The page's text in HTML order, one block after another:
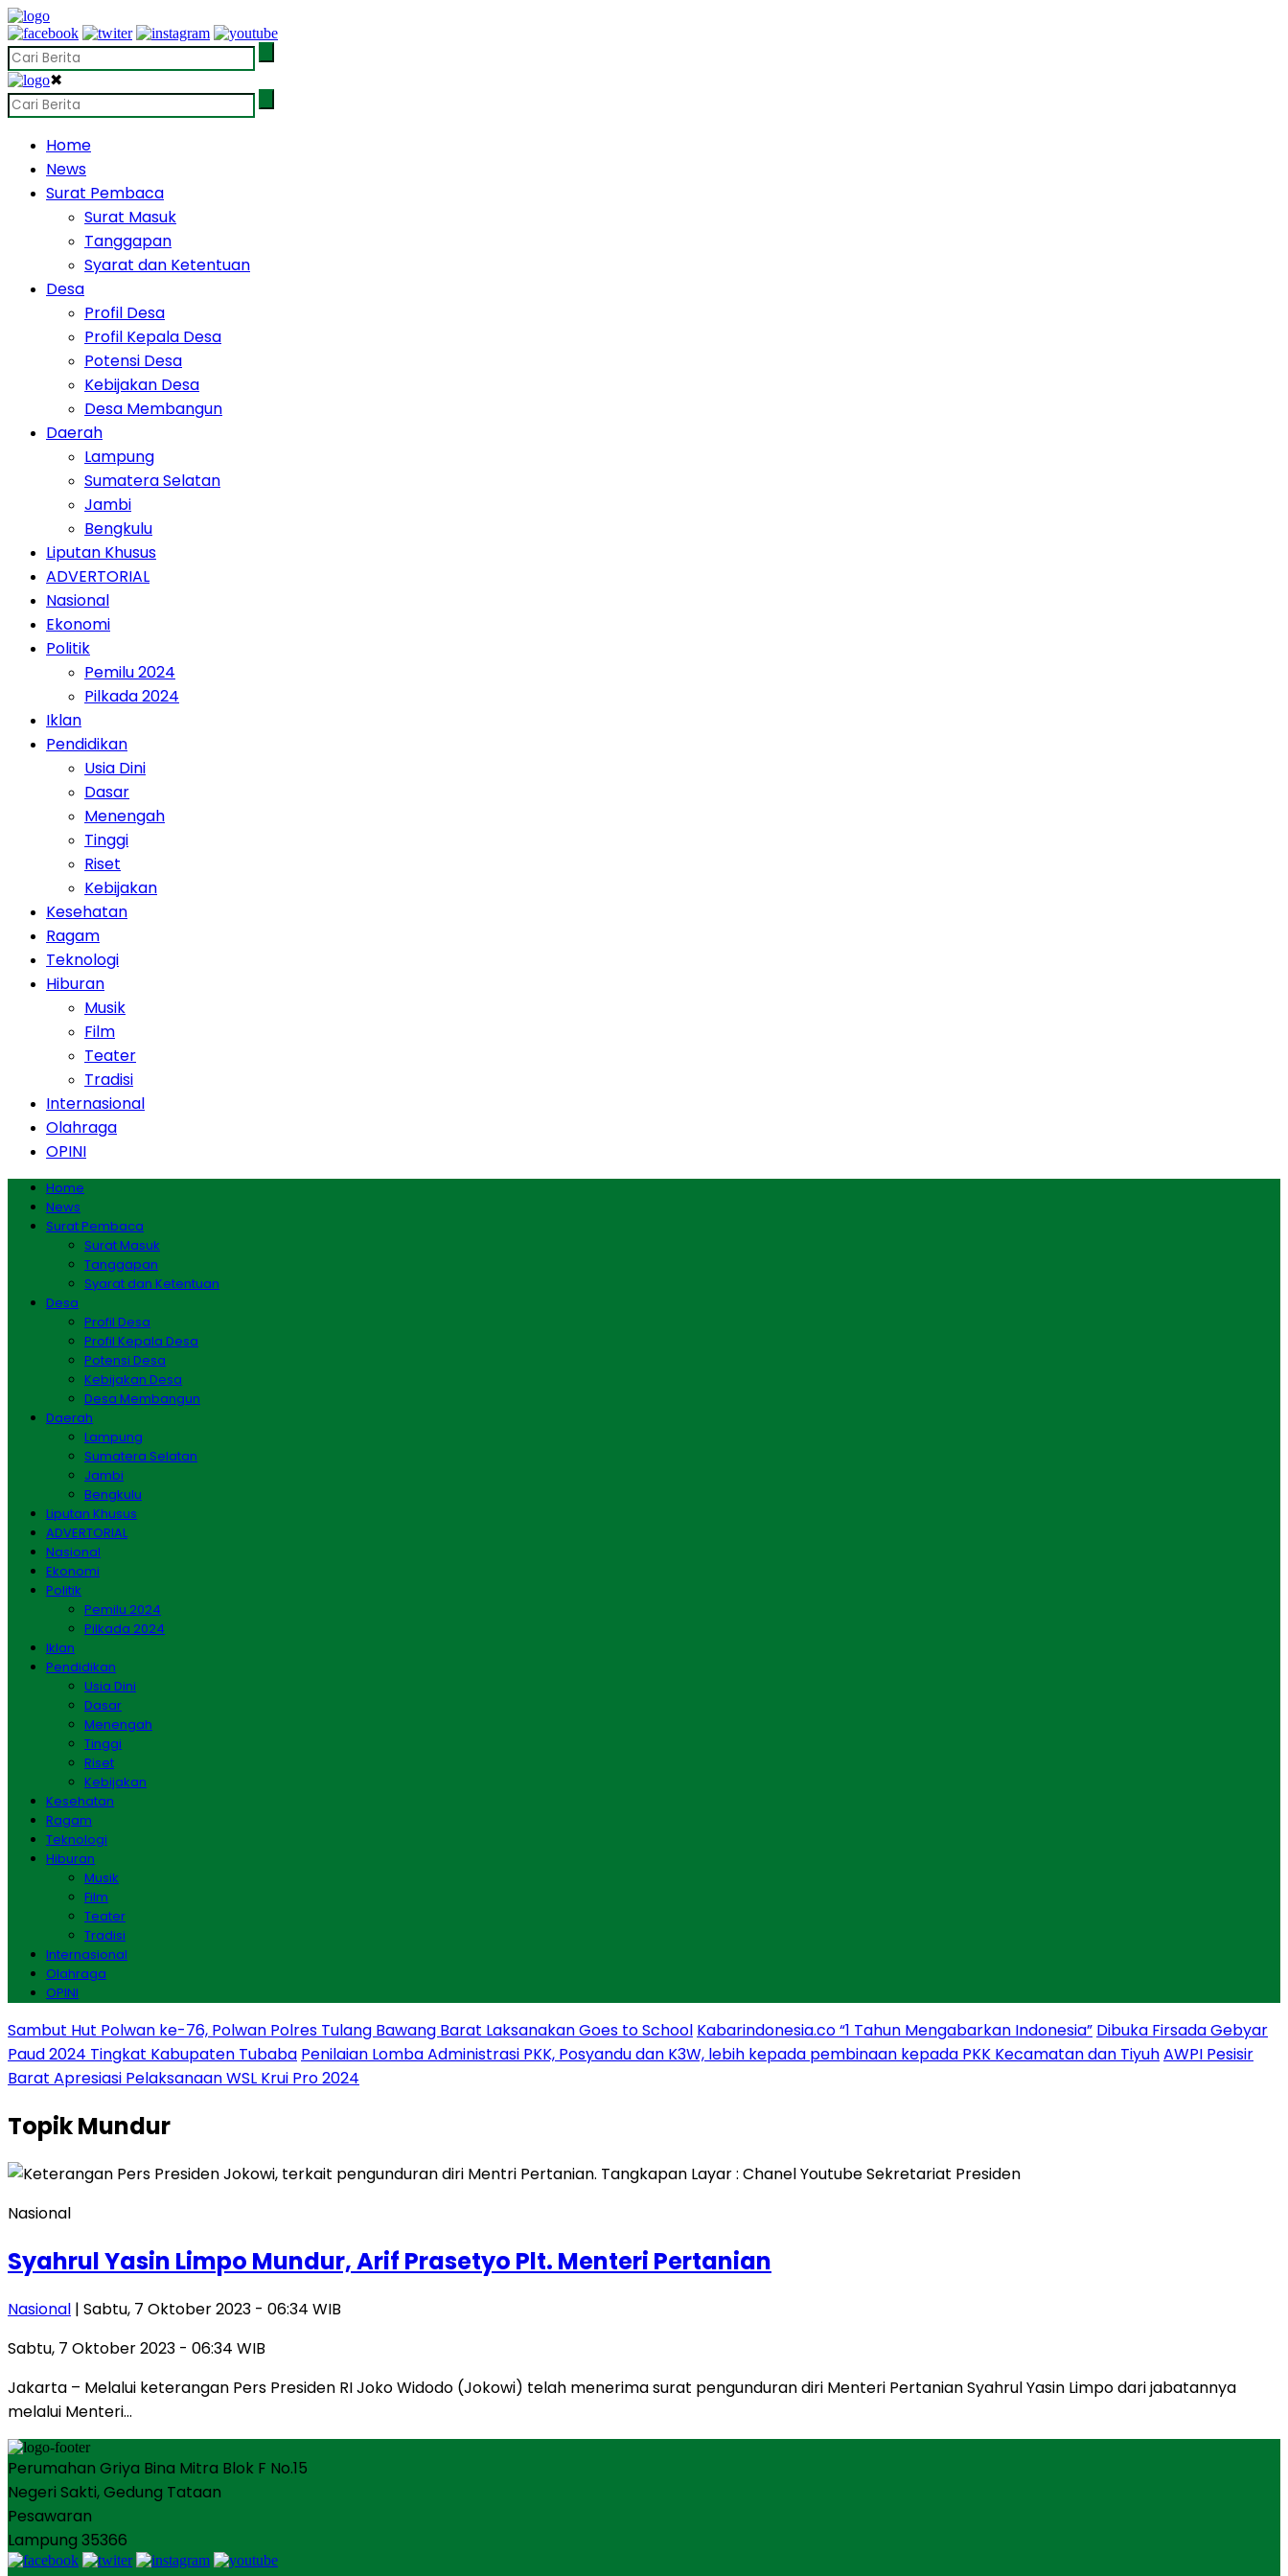
✖
Home
News
Surat Pembaca
Surat Masuk
Tanggapan
Syarat dan Ketentuan
Desa
Profil Desa
Profil Kepala Desa
Potensi Desa
Kebijakan Desa
Desa Membangun
Daerah
Lampung
Sumatera Selatan
Jambi
Bengkulu
Liputan Khusus
ADVERTORIAL
Nasional
Ekonomi
Politik
Pemilu 2024
Pilkada 2024
Iklan
Pendidikan
Usia Dini
Dasar
Menengah
Tinggi
Riset
Kebijakan
Kesehatan
Ragam
Teknologi
Hiburan
Musik
Film
Teater
Tradisi
Internasional
Olahraga
OPINI
Home
News
Surat Pembaca
Surat Masuk
Tanggapan
Syarat dan Ketentuan
Desa
Profil Desa
Profil Kepala Desa
Potensi Desa
Kebijakan Desa
Desa Membangun
Daerah
Lampung
Sumatera Selatan
Jambi
Bengkulu
Liputan Khusus
ADVERTORIAL
Nasional
Ekonomi
Politik
Pemilu 2024
Pilkada 2024
Iklan
Pendidikan
Usia Dini
Dasar
Menengah
Tinggi
Riset
Kebijakan
Kesehatan
Ragam
Teknologi
Hiburan
Musik
Film
Teater
Tradisi
Internasional
Olahraga
OPINI
Sambut Hut Polwan ke-76, Polwan Polres Tulang Bawang Barat Laksanakan Goes to School Kabarindonesia.co “1 Tahun Mengabarkan Indonesia” Dibuka Firsada Gebyar
Paud 2024 Tingkat Kabupaten Tubaba Penilaian Lomba Administrasi PKK, Posyandu dan K3W, lebih kepada pembinaan kepada PKK Kecamatan dan TiyuhAWPI Pesisir
Barat Apresiasi Pelaksanaan WSL Krui Pro 2024
TopikMundur
Nasional
Syahrul Yasin Limpo Mundur, Arif Prasetyo Plt. Menteri Pertanian
Nasional | Sabtu, 7 Oktober 2023 - 06:34 WIB
Sabtu, 7 Oktober 2023 - 06:34 WIB
Jakarta – Melalui keterangan Pers Presiden RI Joko Widodo (Jokowi) telah menerima surat pengunduran diri Menteri Pertanian Syahrul Yasin Limpo dari jabatannya
melalui Menteri…
Perumahan Griya Bina Mitra Blok F No.15
Negeri Sakti, Gedung Tataan
Pesawaran
Lampung 35366